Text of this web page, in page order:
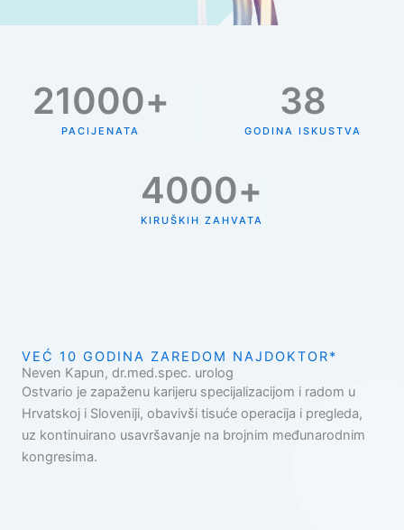
PACIJENATA
21000+
GODINA ISKUSTVA
38
KIRUŠKIH ZAHVATA
4000+
VEĆ 10 GODINA ZAREDOM NAJDOKTOR*
Neven Kapun, dr.med.spec. urolog
Ostvario je zapaženu karijeru specijalizacijom i radom u
Hrvatskoj i Sloveniji, obavivši tisuće operacija i pregleda,
uz kontinuirano usavršavanje na brojnim međunarodnim
kongresima.